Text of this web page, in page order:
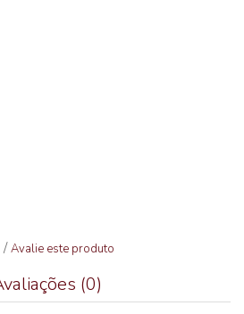
/Avalie este produto
(0)